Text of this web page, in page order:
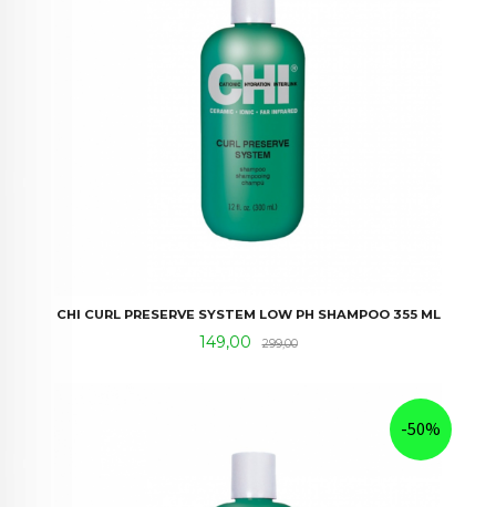
CHI CURL PRESERVE SYSTEM LOW PH SHAMPOO 355 ML
Tilbud
149,00 299,00Rabatt
-50%